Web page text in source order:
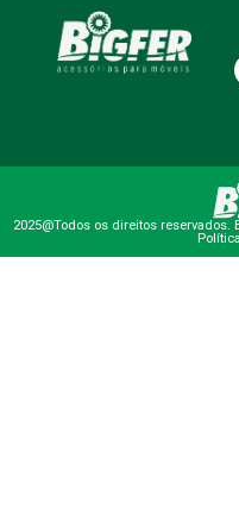
2025@Todos os direitos